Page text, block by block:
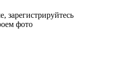
зарегистрируйтесь
фото